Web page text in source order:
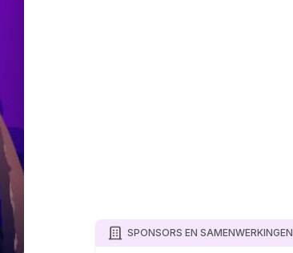
SPONSORS EN SAMENWERKINGEN